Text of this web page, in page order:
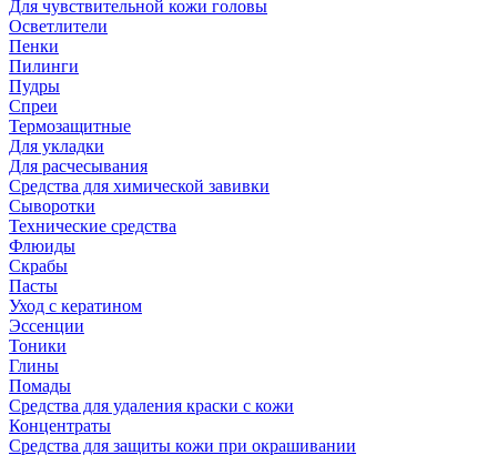
Для чувствительной кожи головы
Осветлители
Пенки
Пилинги
Пудры
Спреи
Термозащитные
Для укладки
Для расчесывания
Средства для химической завивки
Сыворотки
Технические средства
Флюиды
Скрабы
Пасты
Уход с кератином
Эссенции
Тоники
Глины
Помады
Средства для удаления краски с кожи
Концентраты
Средства для защиты кожи при окрашивании